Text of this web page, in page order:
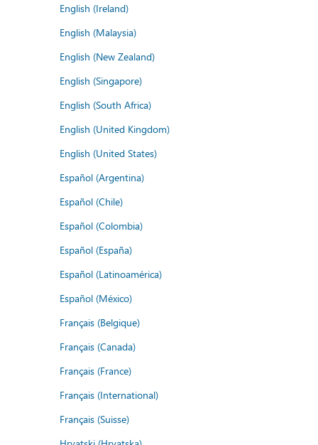
English (Ireland)
English (Malaysia)
English (New Zealand)
English (Singapore)
English (South Africa)
English (United Kingdom)
English (United States)
Español (Argentina)
Español (Chile)
Español (Colombia)
Español (España)
Español (Latinoamérica)
Español (México)
Français (Belgique)
Français (Canada)
Français (France)
Français (International)
Français (Suisse)